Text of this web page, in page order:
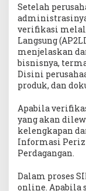
Setelah
verifikasi
Langsung
menjelaskan
bisnisnya,
Disini
produk, dan
Apabila
yang akan
kelengkapan
Informasi
Perdagangan.
Dalam proses
online. Apabila